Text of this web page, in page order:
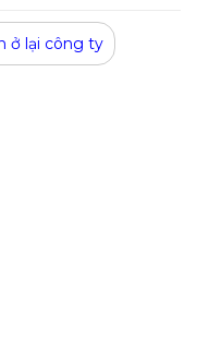
ở lại công ty